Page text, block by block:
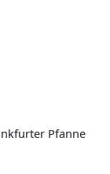
Pfanne